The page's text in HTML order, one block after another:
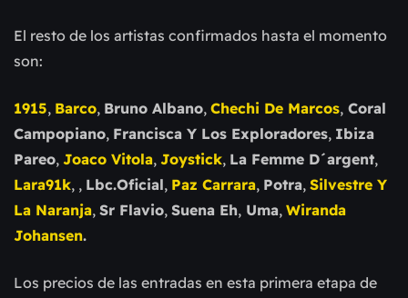
El resto de los artistas confirmados hasta el momento
son:
1915, Barco, Bruno Albano, Chechi De Marcos, Coral
Campopiano, Francisca Y Los Exploradores, Ibiza
Pareo, Joaco Vitola, Joystick, La Femme D´argent,
Lara91k, , Lbc.Oficial, Paz Carrara, Potra, Silvestre Y
La Naranja, Sr Flavio, Suena Eh, Uma, Wiranda
Johansen.
Los precios de las entradas en esta primera etapa de